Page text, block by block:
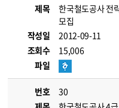
제목
한국철도공사 전
모집
작성일
2012-09-11
조회수
15,006
파일
번호
30